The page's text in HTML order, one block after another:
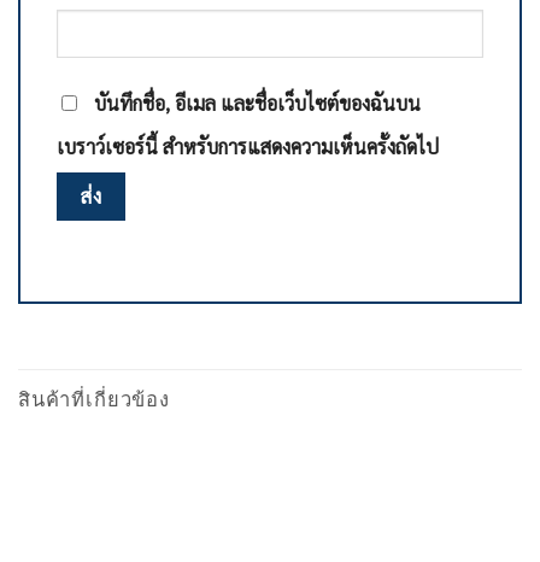
บันทึกชื่อ, อีเมล และชื่อเว็บไซต์ของฉันบน
เบราว์เซอร์นี้ สำหรับการแสดงความเห็นครั้งถัดไป
สินค้าที่เกี่ยวข้อง